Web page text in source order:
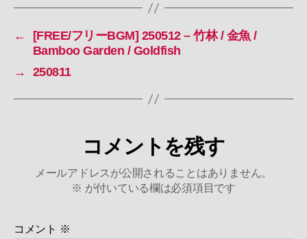
←
[FREE/フリーBGM] 250512 – 竹林 / 金魚 /
Bamboo Garden / Goldfish
→
250811
コメントを残す
メールアドレスが公開されることはありません。
※ が付いている欄は必須項目です
コメント ※